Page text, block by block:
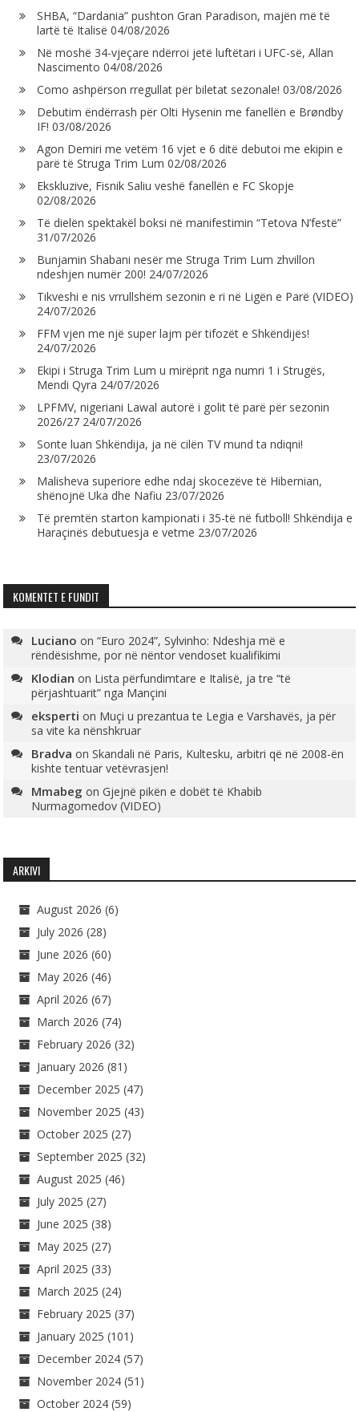
SHBA, “Dardania” pushton Gran Paradison, majën më të
lartë të Italisë 04/08/2026
Në moshë 34-vjeçare ndërroi jetë luftëtari i UFC-së, Allan
Nascimento 04/08/2026
Como ashpërson rregullat për biletat sezonale! 03/08/2026
Debutim ëndërrash për Olti Hysenin me fanellën e Brøndby
IF! 03/08/2026
Agon Demiri me vetëm 16 vjet e 6 ditë debutoi me ekipin e
parë të Struga Trim Lum 02/08/2026
Ekskluzive, Fisnik Saliu veshë fanellën e FC Skopje
02/08/2026
Të dielën spektakël boksi në manifestimin “Tetova N’festë”
31/07/2026
Bunjamin Shabani nesër me Struga Trim Lum zhvillon
ndeshjen numër 200! 24/07/2026
Tikveshi e nis vrrullshëm sezonin e ri në Ligën e Parë (VIDEO)
24/07/2026
FFM vjen me një super lajm për tifozët e Shkëndijës!
24/07/2026
Ekipi i Struga Trim Lum u mirëprit nga numri 1 i Strugës,
Mendi Qyra 24/07/2026
LPFMV, nigeriani Lawal autorë i golit të parë për sezonin
2026/27 24/07/2026
Sonte luan Shkëndija, ja në cilën TV mund ta ndiqni!
23/07/2026
Malisheva superiore edhe ndaj skocezëve të Hibernian,
shënojnë Uka dhe Nafiu 23/07/2026
Të premtën starton kampionati i 35-të në futboll! Shkëndija e
Haraçinës debutuesja e vetme 23/07/2026
KOMENTET E FUNDIT
Luciano on“Euro 2024”, Sylvinho: Ndeshja më e
rëndësishme, por në nëntor vendoset kualifikimi
Klodian on Lista përfundimtare e Italisë, ja tre “të
përjashtuarit” nga Mançini
eksperti on Muçi u prezantua te Legia e Varshavës, ja për
sa vite ka nënshkruar
Bradva onSkandali në Paris, Kultesku, arbitri që në 2008-ën
kishte tentuar vetëvrasjen!
Mmabeg onGjejnë pikën e dobët të Khabib
Nurmagomedov (VIDEO)
ARKIVI
August 2026 (6)
July 2026 (28)
June 2026 (60)
May 2026 (46)
April 2026 (67)
March 2026 (74)
February 2026 (32)
January 2026 (81)
December 2025 (47)
November 2025 (43)
October 2025 (27)
September 2025 (32)
August 2025 (46)
July 2025 (27)
June 2025 (38)
May 2025 (27)
April 2025 (33)
March 2025 (24)
February 2025 (37)
January 2025 (101)
December 2024 (57)
November 2024 (51)
October 2024 (59)